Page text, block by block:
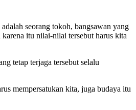
seorang tokoh, bangsawan yang
itu nilai-nilai tersebut harus kita
tetap terjaga tersebut selalu
mempersatukan kita, juga budaya itu